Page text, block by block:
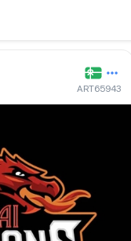
ART65943